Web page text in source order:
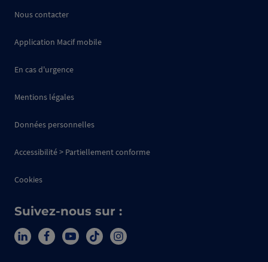
Nous contacter
Application Macif mobile
En cas d'urgence
Mentions légales
Données personnelles
Accessibilité > Partiellement conforme
Cookies
Suivez-nous sur :